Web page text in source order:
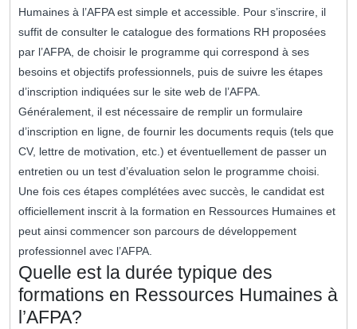
Humaines à l’AFPA est simple et accessible. Pour s’inscrire, il
suffit de consulter le catalogue des formations RH proposées
par l’AFPA, de choisir le programme qui correspond à ses
besoins et objectifs professionnels, puis de suivre les étapes
d’inscription indiquées sur le site web de l’AFPA.
Généralement, il est nécessaire de remplir un formulaire
d’inscription en ligne, de fournir les documents requis (tels que
CV, lettre de motivation, etc.) et éventuellement de passer un
entretien ou un test d’évaluation selon le programme choisi.
Une fois ces étapes complétées avec succès, le candidat est
officiellement inscrit à la formation en Ressources Humaines et
peut ainsi commencer son parcours de développement
professionnel avec l’AFPA.
Quelle est la durée typique des
formations en Ressources Humaines à
l’AFPA?